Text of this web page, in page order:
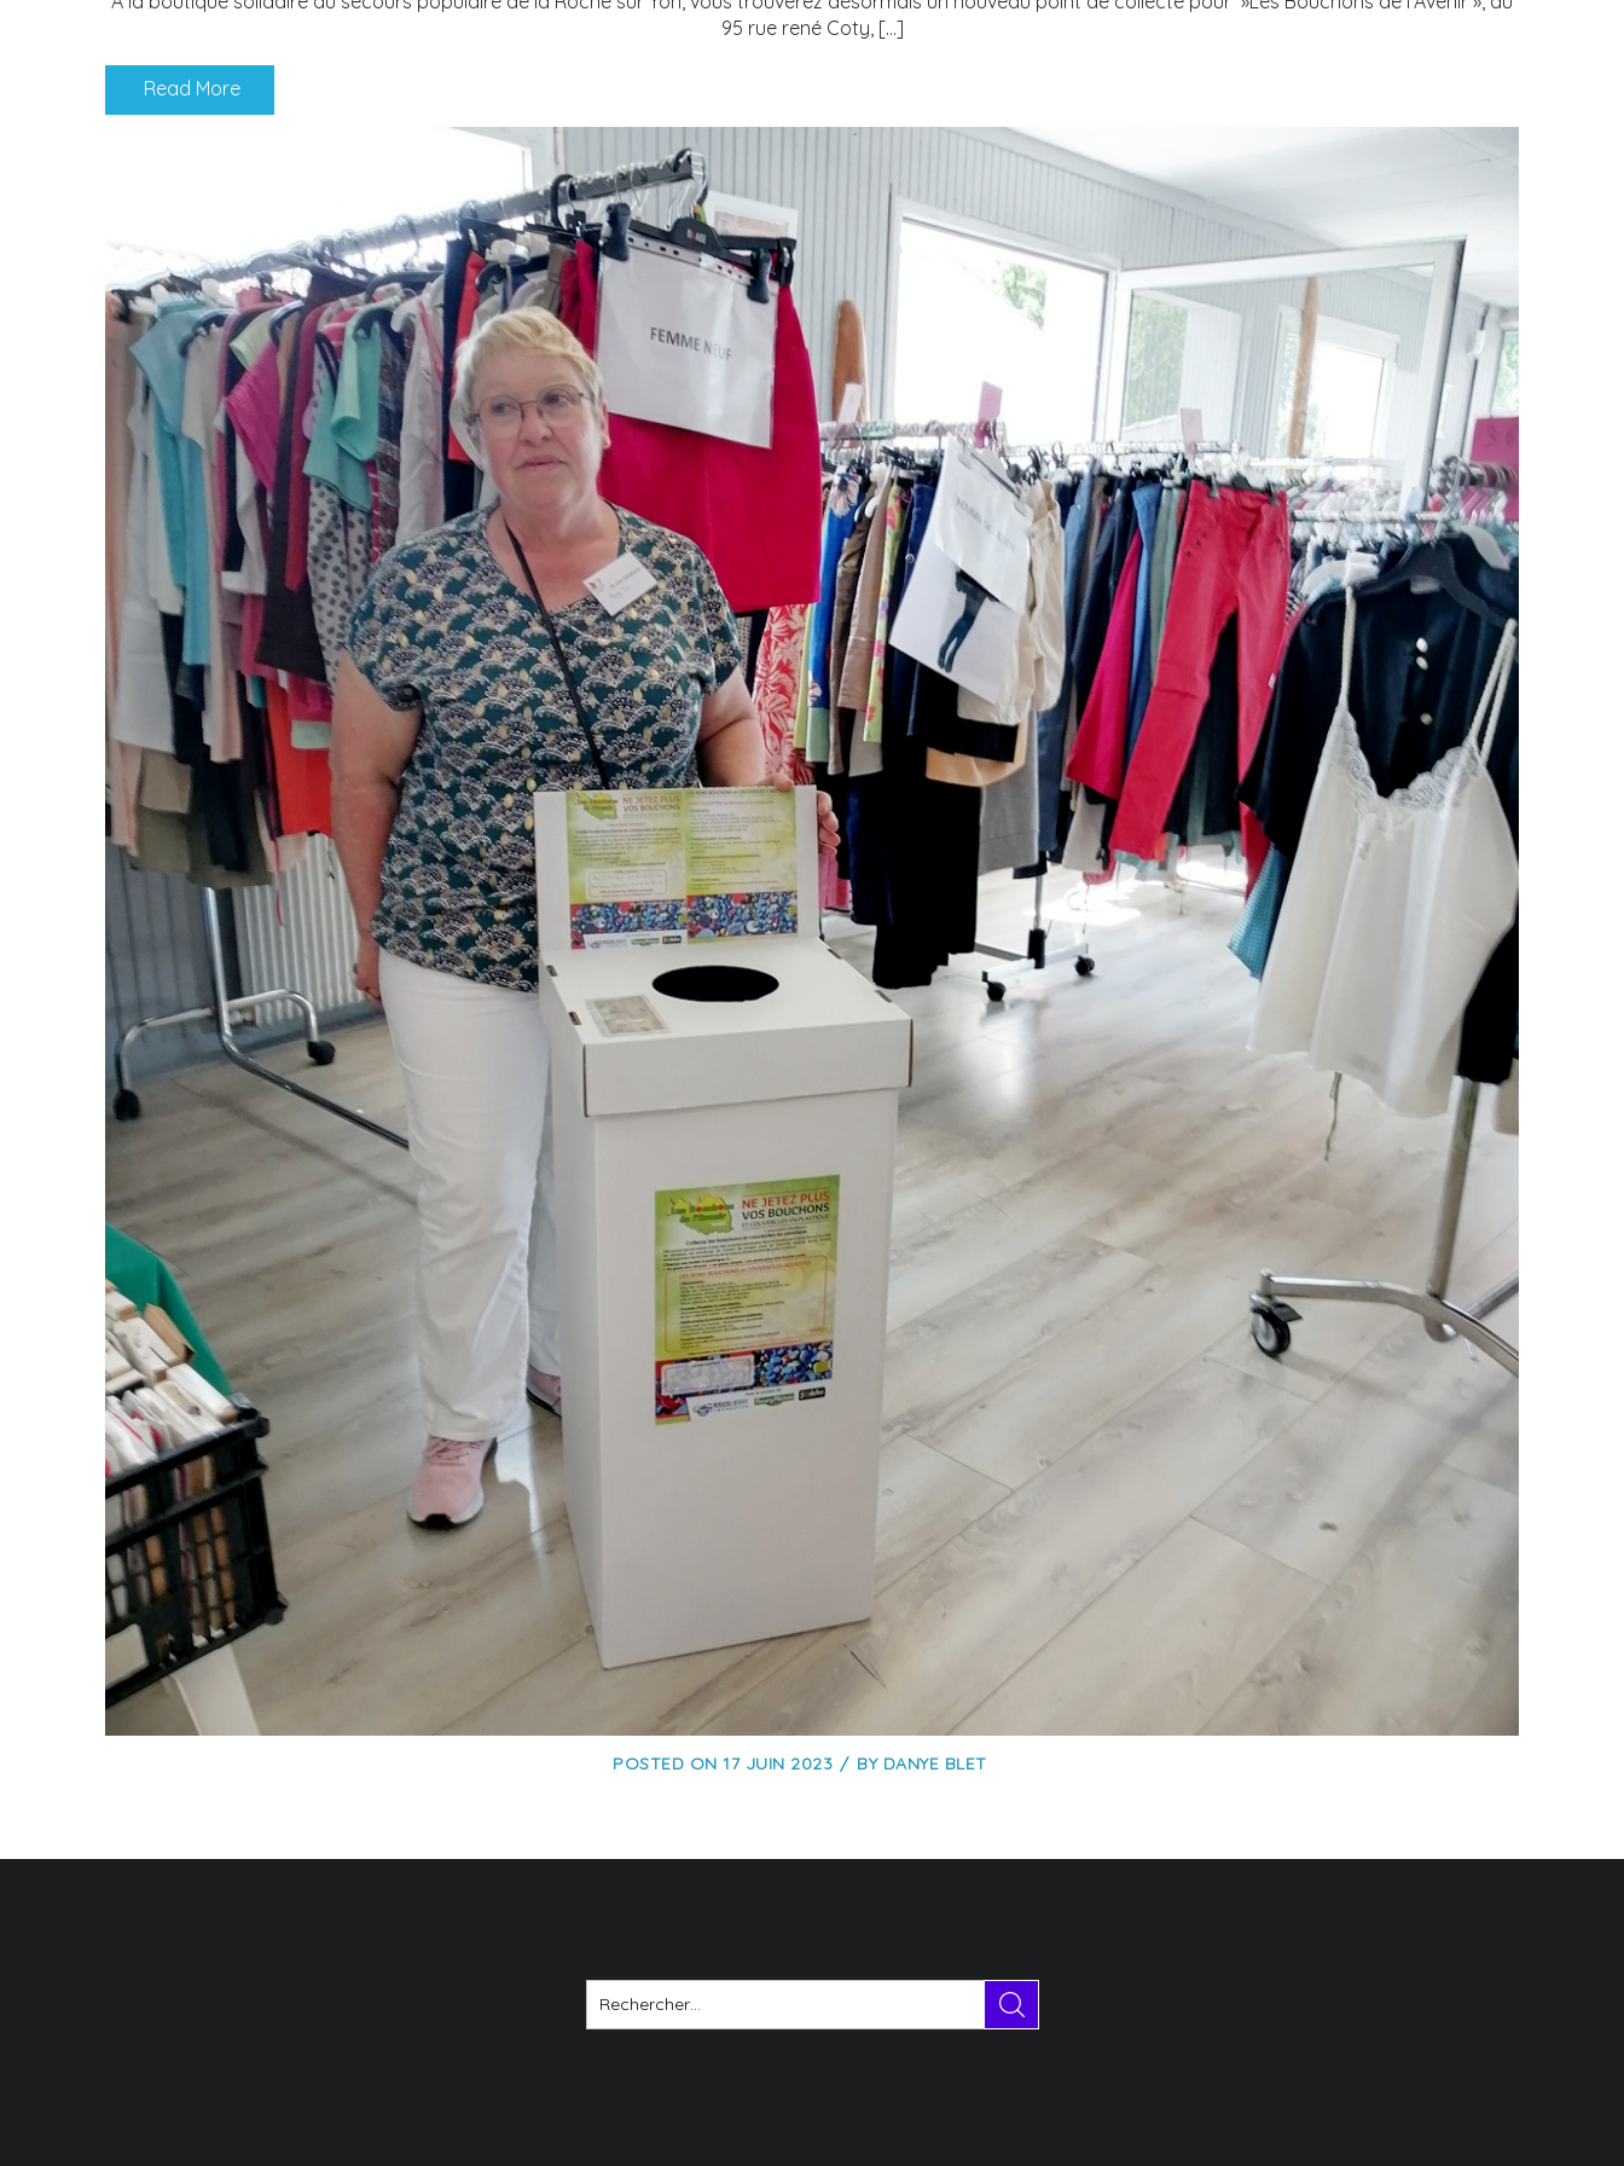
95 rue rené Coty, […]
Read More
POSTED ON17 JUIN 2023 BY DANYE BLET